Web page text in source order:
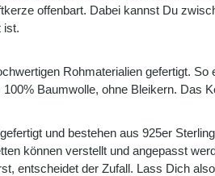
offenbart. Dabei kannst Du
ist.
Rohmaterialien gefertigt.
Baumwolle, ohne Bleikern.
und bestehen aus 925er
können verstellt und angepasst
entscheidet der Zufall. Lass Dich